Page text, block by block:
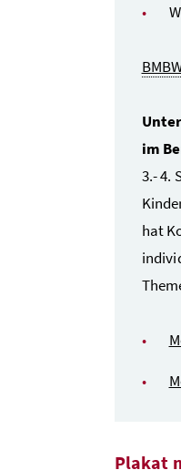
im
3.- 4.
hat
Plakat